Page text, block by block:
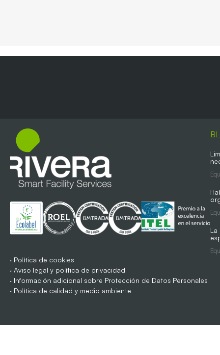
· Política de cookies
· Aviso legal y política de privacidad
· Información adicional sobre Protección de Datos Personales
· Política de calidad y medio ambiente